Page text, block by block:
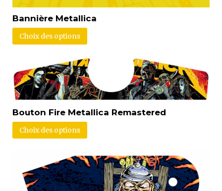
Bannière Metallica
Choix des options
Bouton Fire Metallica Remastered
Choix des options